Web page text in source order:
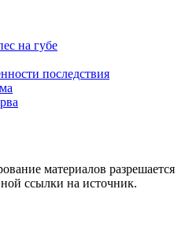
на губе
последствия
материалов разрешается
ссылки на источник.